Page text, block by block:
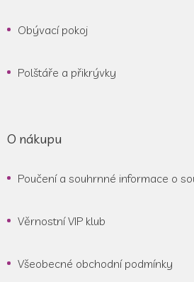
Obývací pokoj
Polštáře a přikrývky
O nákupu
Poučení a souhrnné informace o
Věrnostní VIP klub
Všeobecné obchodní podmínky